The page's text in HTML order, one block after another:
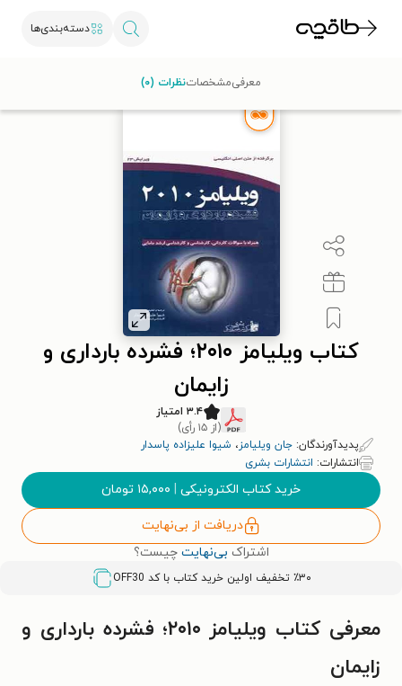
دسته‌بندی‌ها
کتاب ویلیامز ۲۰۱۰؛ فشرده بارداری و
زایمان
۳.۴ امتیاز
(از ۱۵ رأی)
پدیدآورندگان: جان ویلیامز، شیوا علیزاده پاسدار
انتشارات: انتشارات بشری
خرید کتاب الکترونیکی | ۱۵,۰۰۰ تومان
دریافت از بی‌نهایت
اشتراک بی‌نهایت چیست؟
٪۳۰ تخفیف اولین خرید کتاب با کد OFF30
معرفیمشخصاتنظرات (۰)
معرفی کتاب ویلیامز ۲۰۱۰؛ فشرده بارداری و
زایمان